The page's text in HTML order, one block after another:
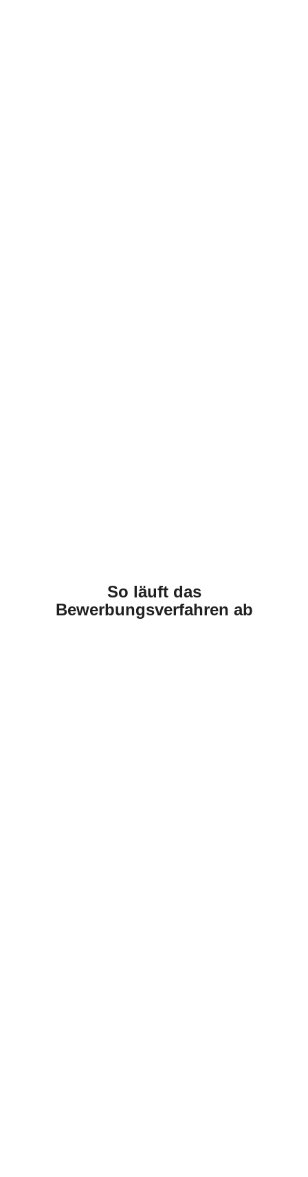
So läuft das
Bewerbungsverfahren ab